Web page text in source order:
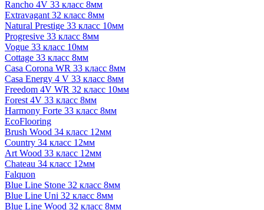
Rancho 4V 33 класс 8мм
Extravagant 32 класс 8мм
Natural Prestige 33 класс 10мм
Progresive 33 класс 8мм
Vogue 33 класс 10мм
Cottage 33 класс 8мм
Casa Corona WR 33 класс 8мм
Casa Energy 4 V 33 класс 8мм
Freedom 4V WR 32 класс 10мм
Forest 4V 33 класс 8мм
Harmony Forte 33 класс 8мм
EcoFlooring
Brush Wood 34 класс 12мм
Country 34 класс 12мм
Art Wood 33 класс 12мм
Chateau 34 класс 12мм
Falquon
Blue Line Stone 32 класс 8мм
Blue Line Uni 32 класс 8мм
Blue Line Wood 32 класс 8мм